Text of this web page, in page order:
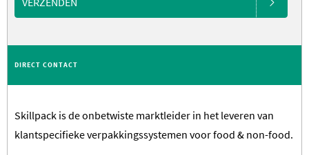
DIRECT CONTACT
Skillpack is de onbetwiste marktleider in het leveren van
klantspecifieke verpakkingssystemen voor food & non-food.